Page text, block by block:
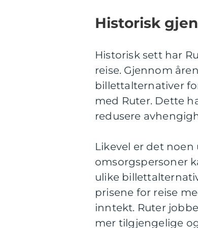
Historisk
Historisk sett har
reise. Gjennom
billettalternativer
med Ruter. Dette
redusere
Likevel er det
omsorgspersoner
ulike
prisene for reise
inntekt. Ruter
mer tilgjengelige